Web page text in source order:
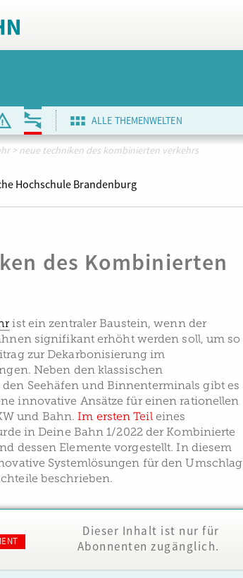
ALLE THEMENWELTEN
>neue techniken des kombinierten verkehrs
Hochschule Brandenburg
des Kombinierten
ist ein zentraler Baustein, wenn der
signifikant erhöht werden soll, um so
zur Dekarbonisierung im
Neben den klassischen
Seehäfen und Binnenterminals gibt es
innovative Ansätze für einen rationellen
und Bahn.Im ersten Teileines
in Deine Bahn 1/2022 der Kombinierte
dessen Elemente vorgestellt. In diesem
Systemlösungen für den Umschlag
beschrieben.
Dieser Inhalt ist nur für
Abonnenten zugänglich.